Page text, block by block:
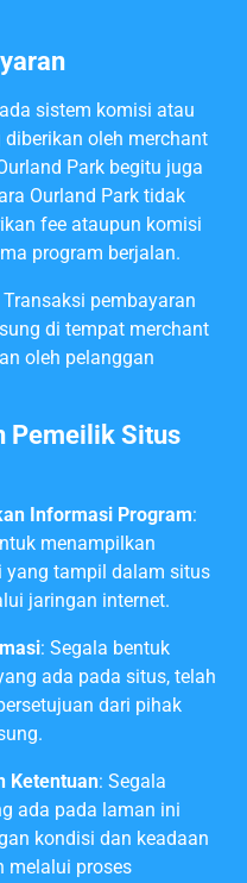
sistem komisi atau
oleh merchant
Park begitu juga
Ourland Park tidak
fee ataupun komisi
program berjalan.
Transaksi pembayaran
di tempat merchant
oleh pelanggan
Pemeilik Situs
Informasi Program:
menampilkan
yang tampil dalam situs
jaringan internet.
: Segala bentuk
ada pada situs, telah
dari pihak
Ketentuan: Segala
ada pada laman ini
kondisi dan keadaan
melalui proses